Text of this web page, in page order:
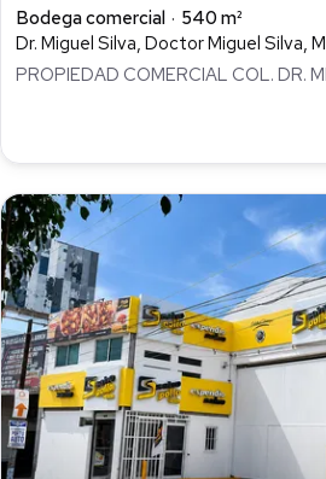
Bodega comercial
540 m²
Dr. Miguel Silva, Doctor Miguel Silva,
PROPIEDAD COMERCIAL COL. DR.